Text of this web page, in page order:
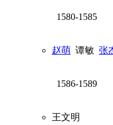
1580-1585
赵萌 谭敏 张
1586-1589
王文明